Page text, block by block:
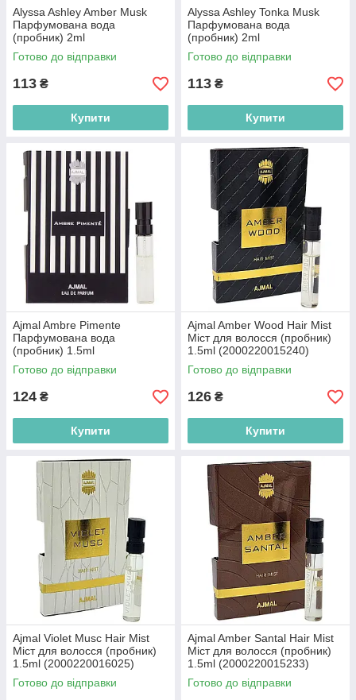
Alyssa Ashley Amber Musk
Парфумована вода
(пробник) 2ml
(3495080347102)
Готово до відправки
113 ₴
Купити
Alyssa Ashley Tonka Musk
Парфумована вода
(пробник) 2ml
(3495080317105)
Готово до відправки
113 ₴
Купити
Ajmal Ambre Pimente
Парфумована вода
(пробник) 1.5ml
Готово до відправки
124 ₴
Купити
Ajmal Amber Wood Hair Mist
Міст для волосся (пробник)
1.5ml (2000220015240)
Готово до відправки
126 ₴
Купити
Ajmal Violet Musc Hair Mist
Міст для волосся (пробник)
1.5ml (2000220016025)
Готово до відправки
Ajmal Amber Santal Hair Mist
Міст для волосся (пробник)
1.5ml (2000220015233)
Готово до відправки